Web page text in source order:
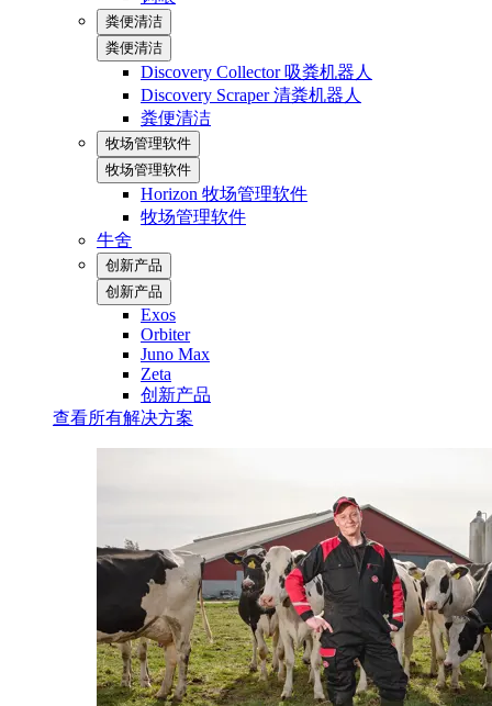
粪便清洁
粪便清洁
Discovery Collector 吸粪机器人
Discovery Scraper 清粪机器人
粪便清洁
牧场管理软件
牧场管理软件
Horizon 牧场管理软件
牧场管理软件
牛舍
创新产品
创新产品
Exos
Orbiter
Juno Max
Zeta
创新产品
查看所有解决方案